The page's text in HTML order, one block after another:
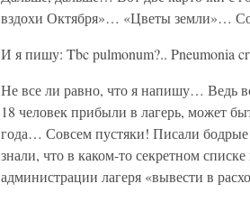
вздохи Октября»… «Цветы земли»…
И я пишу: Tbc pulmonum?.. Pneumonia
Не все ли равно, что я напишу… Ведь
18 человек прибыли в лагерь, может
года… Совсем пустяки! Писали
знали, что в каком-то секретном
администрации лагеря «вывести в